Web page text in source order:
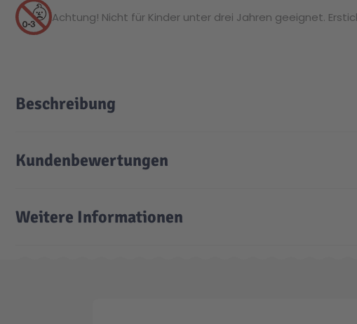
Achtung! Nicht für Kinder unter drei Jahren geeignet.
Beschreibung
Kundenbewertungen
Weitere Informationen